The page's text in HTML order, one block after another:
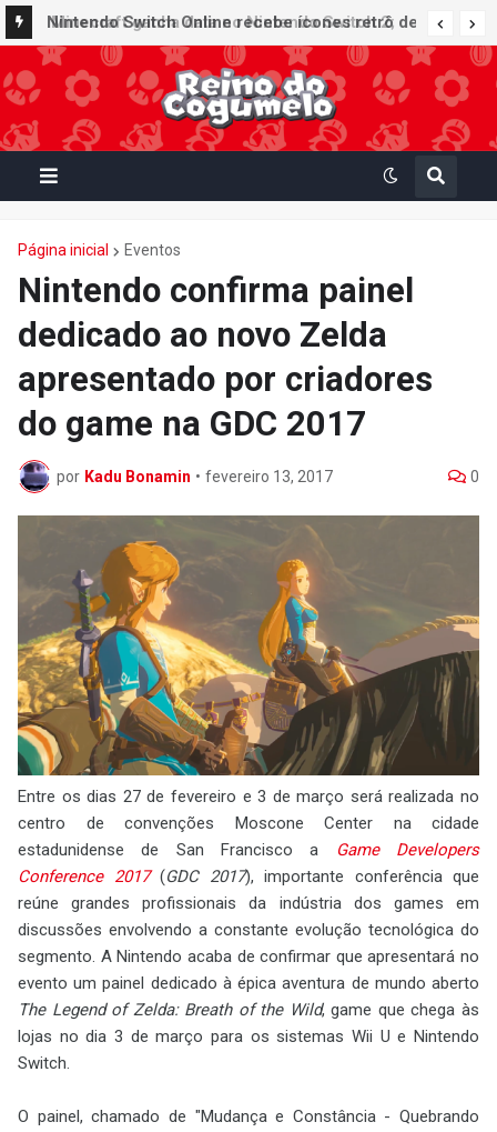
Nintendo Switch Online recebe ícones retrô de
Mario Paint (SNES) e Mario Kart: Super Circuit
(GBA)
Página inicial Eventos
Nintendo confirma painel
dedicado ao novo Zelda
apresentado por criadores
do game na GDC 2017
por Kadu Bonamin • fevereiro 13, 2017 0
Entre os dias 27 de fevereiro e 3 de março será realizada no
centro de convenções Moscone Center na cidade
estadunidense de San Francisco a
Game Developers
Conference 2017(GDC 2017), importante conferência que
reúne grandes profissionais da indústria dos games em
discussões envolvendo a constante evolução tecnológica do
segmento. A Nintendo acaba de confirmar que apresentará no
evento um painel dedicado à épica aventura de mundo aberto
The Legend of Zelda: Breath of the Wild, game que chega às
lojas no dia 3 de março para os sistemas Wii U e Nintendo
Switch.
O painel, chamado de "Mudança e Constância - Quebrando